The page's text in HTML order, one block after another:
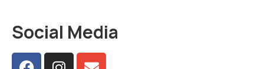
Social Media